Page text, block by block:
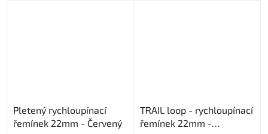
Pletený rychloupínací
řemínek 22mm - Červený
TRAIL loop - rychloupínací
řemínek 22mm -